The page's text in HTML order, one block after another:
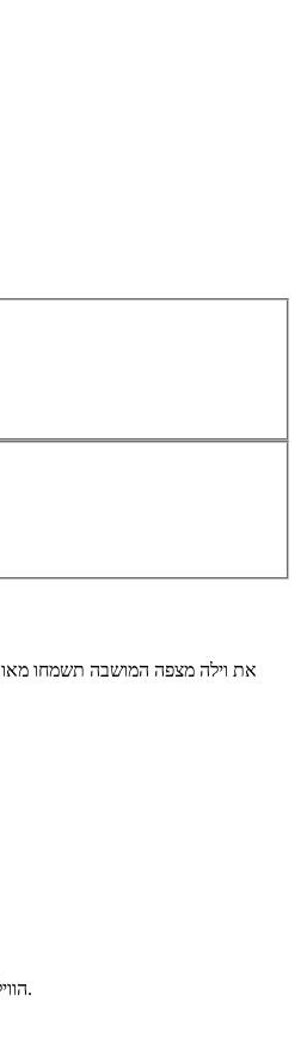
הווילה כוללת מטבח מאובזר ונוח בו תוכלו לבשל עם מקרר גדול, כיריים, תנור אפייה, מיקרוגל, קומקום חשמלי, תמי 4, מכונת קפה, מקציף חלב, כלי מטבח שימושיים, פינת אוכל ל-14 סועדים.